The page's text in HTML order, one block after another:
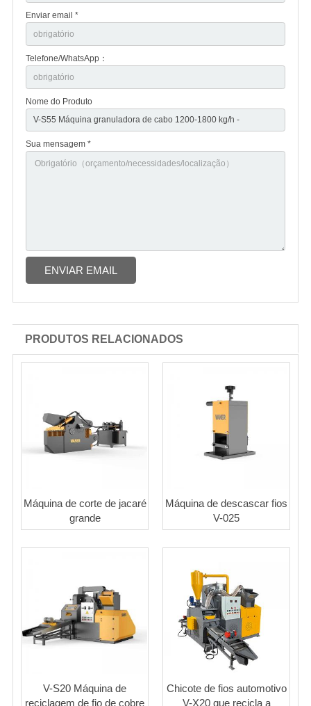
Enviar email *
Telefone/WhatsApp：
Nome do Produto
Sua mensagem *
ENVIAR EMAIL
PRODUTOS RELACIONADOS
Máquina de corte de jacaré
grande
Máquina de descascar fios
V-025
V-S20 Máquina de
reciclagem de fio de cobre
Chicote de fios automotivo
V-X20 que recicla a